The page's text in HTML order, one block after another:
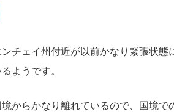
チェイ州付近が以前かなり緊張状態
ようです。
からかなり離れているので、国境で